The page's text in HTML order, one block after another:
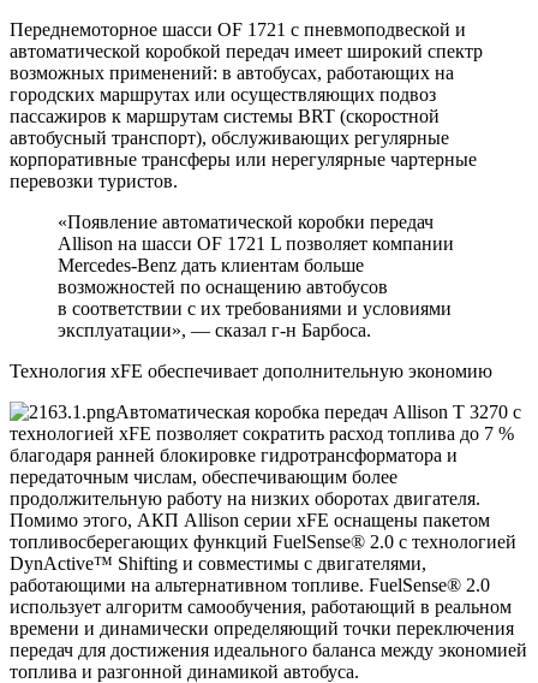
Переднемоторное шасси OF 1721 с пневмоподвеской и
автоматической коробкой передач имеет широкий спектр
возможных применений: в автобусах, работающих на
городских маршрутах или осуществляющих подвоз
пассажиров к маршрутам системы BRT (скоростной
автобусный транспорт), обслуживающих регулярные
корпоративные трансферы или нерегулярные чартерные
перевозки туристов.
«Появление автоматической коробки передач
Allison на шасси OF 1721 L позволяет компании
Mercedes-Benz дать клиентам больше
возможностей по оснащению автобусов
в соответствии с их требованиями и условиями
эксплуатации», — сказал г-н Барбоса.
Технология xFE обеспечивает дополнительную экономию
Автоматическая коробка передач Allison T 3270 с
технологией xFE позволяет сократить расход топлива до 7 %
благодаря ранней блокировке гидротрансформатора и
передаточным числам, обеспечивающим более
продолжительную работу на низких оборотах двигателя.
Помимо этого, АКП Allison серии xFE оснащены пакетом
топливосберегающих функций FuelSense® 2.0 с технологией
DynActive™ Shifting и совместимы с двигателями,
работающими на альтернативном топливе. FuelSense® 2.0
использует алгоритм самообучения, работающий в реальном
времени и динамически определяющий точки переключения
передач для достижения идеального баланса между экономией
топлива и разгонной динамикой автобуса.